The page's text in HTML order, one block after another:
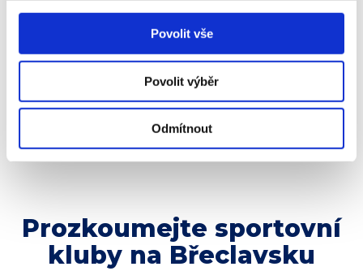
Povolit vše
Povolit výběr
Odmítnout
Prozkoumejte sportovní
kluby na Břeclavsku